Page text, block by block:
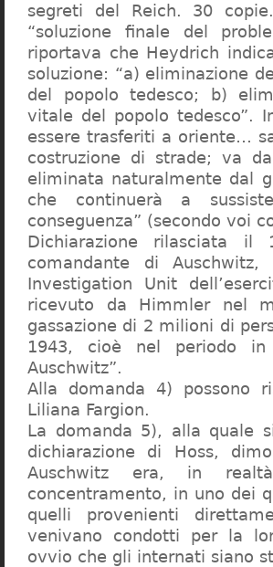
segreti del Reich. 30
“soluzione finale del
riportava che Heydrich
soluzione: “a) eliminazione
del popolo tedesco; b)
vitale del popolo tedesco”.
essere trasferiti a oriente…
costruzione di strade; va
eliminata naturalmente dal
che continuerà a
conseguenza” (secondo voi
Dichiarazione rilasciata il
comandante di
Investigation Unit
ricevuto da Himmler nel
gassazione di 2 milioni di
1943, cioè nel periodo
Auschwitz”.
Alla domanda 4) possono
Liliana Fargion.
La domanda 5), alla quale
dichiarazione di Hoss,
Auschwitz era, in
concentramento, in uno dei
quelli provenienti
venivano condotti per la
ovvio che gli internati siano